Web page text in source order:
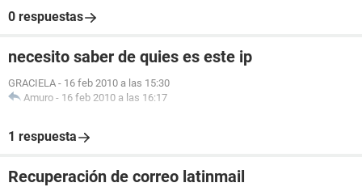
0 respuestas
necesito saber de quies es este ip
GRACIELA - 16 feb 2010 a las 15:30
Amuro - 16 feb 2010 a las 16:17
1 respuesta
Recuperación de correo latinmail